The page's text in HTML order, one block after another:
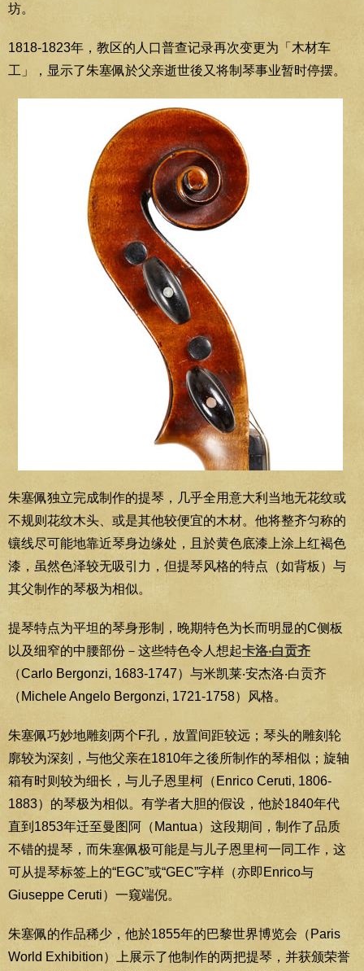
坊。
1818-1823年，教区的人口普查记录再次变更为「木材车
工」，显示了朱塞佩於父亲逝世後又将制琴事业暂时停摆。
朱塞佩独立完成制作的提琴，几乎全用意大利当地无花纹或
不规则花纹木头、或是其他较便宜的木材。他将整齐匀称的
镶线尽可能地靠近琴身边缘处，且於黄色底漆上涂上红褐色
漆，虽然色泽较无吸引力，但提琴风格的特点（如背板）与
其父制作的琴极为相似。
提琴特点为平坦的琴身形制，晚期特色为长而明显的C侧板
以及细窄的中腰部份－这些特色令人想起卡洛‧白贡齐
（Carlo Bergonzi, 1683-1747）与米凯莱‧安杰洛‧白贡齐
（Michele Angelo Bergonzi, 1721-1758）风格。
朱塞佩巧妙地雕刻两个F孔，放置间距较远；琴头的雕刻轮
廓较为深刻，与他父亲在1810年之後所制作的琴相似；旋轴
箱有时则较为细长，与儿子恩里柯（Enrico Ceruti, 1806-
1883）的琴极为相似。有学者大胆的假设，他於1840年代
直到1853年迁至曼图阿（Mantua）这段期间，制作了品质
不错的提琴，而朱塞佩极可能是与儿子恩里柯一同工作，这
可从提琴标签上的“EGC”或“GEC”字样（亦即Enrico与
Giuseppe Ceruti）一窥端倪。
朱塞佩的作品稀少，他於1855年的巴黎世界博览会（Paris
World Exhibition）上展示了他制作的两把提琴，并获颁荣誉